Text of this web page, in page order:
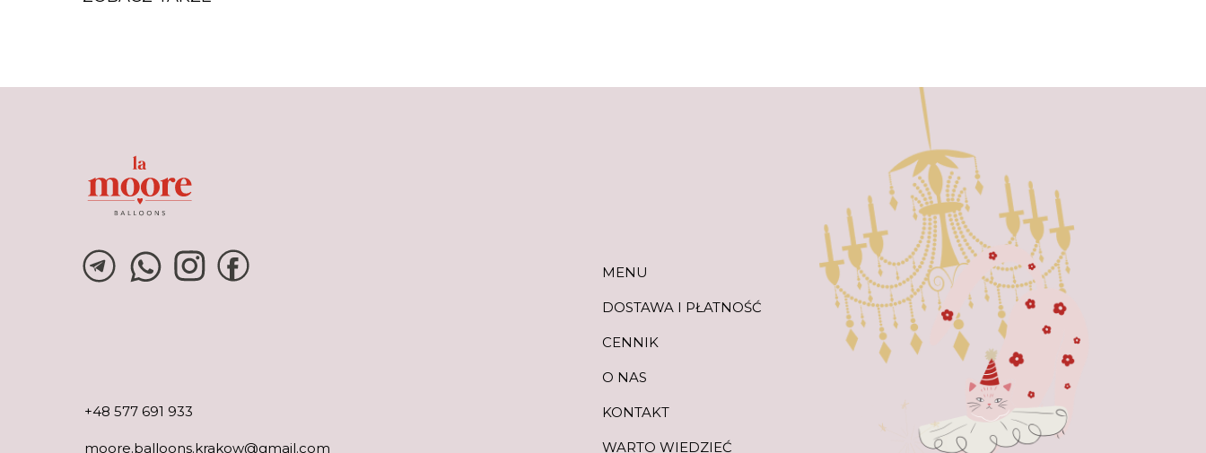
+48 577 691 933
moore.balloons.krakow@gmail.com
KONTAKT
O NAS
CENNIK
DOSTAWA I PŁATNOŚĆ
MENU
WARTO WIEDZIEĆ